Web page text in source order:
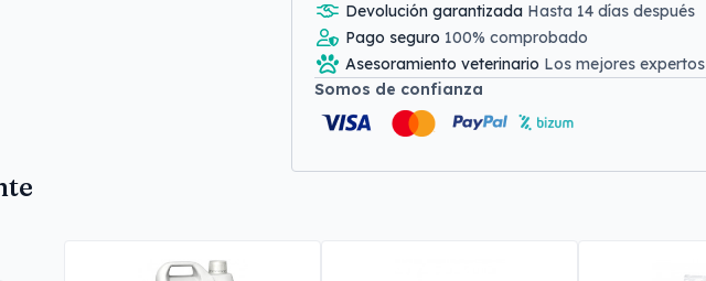
Devolución garantizada Hasta 14 días después
Pago seguro 100% comprobado
Asesoramiento veterinario Los mejores expertos
Somos de confianza